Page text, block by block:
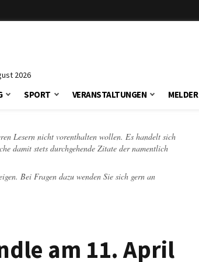
2026
SPORT VERANSTALTUNGEN MELDER
Lesern nicht vorenthalten wollen. Es handelt sich
damit stets durchgehende Zitate der namentlich
Bei Fragen dazu wenden Sie sich gern an
am 11. April